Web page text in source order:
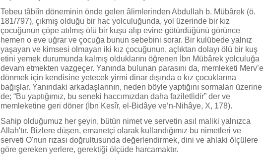
Tebeu tâbiîn döneminin önde gelen âlimlerinden Abdullah b. Mübârek (ö.
181/797), çıkmış olduğu bir hac yolculuğunda, yol üzerinde bir kız
çocuğunun çöpe atılmış ölü bir kuşu alıp evine götürdüğünü görünce
hemen o eve uğrar ve çocuğa bunun sebebini sorar. Bir kulübede yalnız
yaşayan ve kimsesi olmayan iki kız çocuğunun, açlıktan dolayı ölü bir kuş
etini yemek durumunda kalmış olduklarını öğrenen İbn Mübârek yolculuğa
devam etmekten vazgeçer. Yanında bulunan parasını da, memleketi Merv’e
dönmek için kendisine yetecek yirmi dinar dışında o kız çocuklarına
bağışlar. Yanındaki arkadaşlarının, neden böyle yaptığını sormaları üzerine
de; “Bu yaptığımız, bu seneki haccımızdan daha faziletlidir” der ve
memleketine geri döner (İbn Kesîr, el-Bidâye ve’n-Nihâye, X, 178).
Sahip olduğumuz her şeyin, bütün nimet ve servetin asıl maliki yalnızca
Allah'tır. Bizlere düşen, emanetçi olarak kullandığımız bu nimetleri ve
serveti O'nun rızası doğrultusunda değerlendirmek, dini ve ahlaki ölçülere
göre gereken yerlere, gerektiği ölçüde harcamaktır.